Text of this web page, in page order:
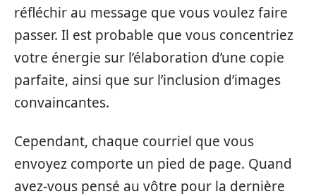
réfléchir au message que vous voulez faire
passer. Il est probable que vous concentriez
votre énergie sur l’élaboration d’une copie
parfaite, ainsi que sur l’inclusion d’images
convaincantes.
Cependant, chaque courriel que vous
envoyez comporte un pied de page. Quand
avez-vous pensé au vôtre pour la dernière